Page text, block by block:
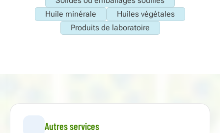
Huile minérale
Huiles végétales
Produits de laboratoire
Autres services